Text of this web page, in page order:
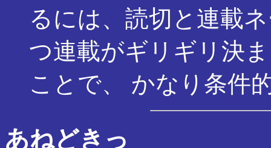
るには、読切と連載
つ連載がギリギリ決
ことで、 かなり条件
あねどきっ